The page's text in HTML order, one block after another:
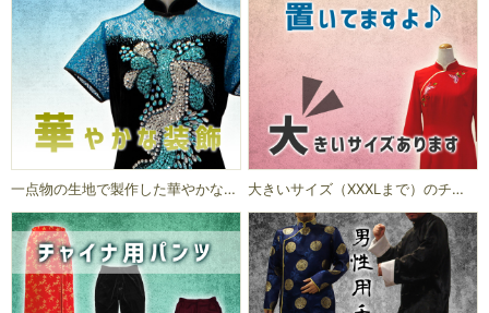
一点物の生地で製作した華やかなチャイナドレスです。 大きいサイズ（XXXLまで）のチャイナドレスあります。